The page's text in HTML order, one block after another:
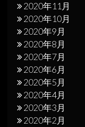
2020年11月
2020年10月
2020年9月
2020年8月
2020年7月
2020年6月
2020年5月
2020年4月
2020年3月
2020年2月